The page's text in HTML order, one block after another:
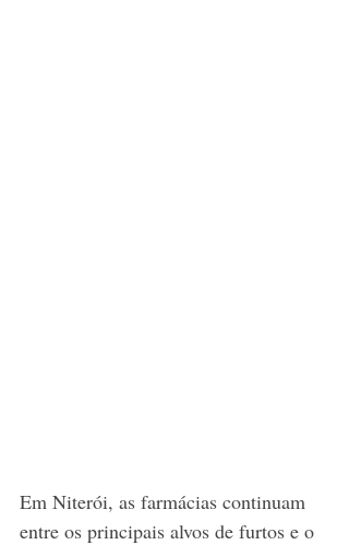
Em Niterói, as farmácias continuam
entre os principais alvos de furtos e o